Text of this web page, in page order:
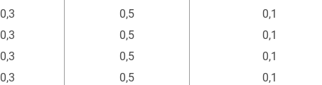
0,3 0,5 0,1
0,3 0,5 0,1
0,3 0,5 0,1
0,3 0,5 0,1